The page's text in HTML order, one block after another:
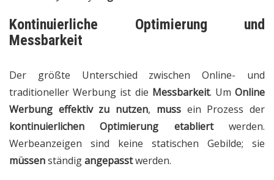
Kontinuierliche Optimierung und
Messbarkeit
Der größte Unterschied zwischen Online- und
traditioneller Werbung ist die Messbarkeit. UmOnline
Werbung effektiv zu nutzen, mussein Prozess der
kontinuierlichen Optimierung
etabliertwerden.
Werbeanzeigen sind keine statischen Gebilde; sie
müssenständigangepasstwerden.